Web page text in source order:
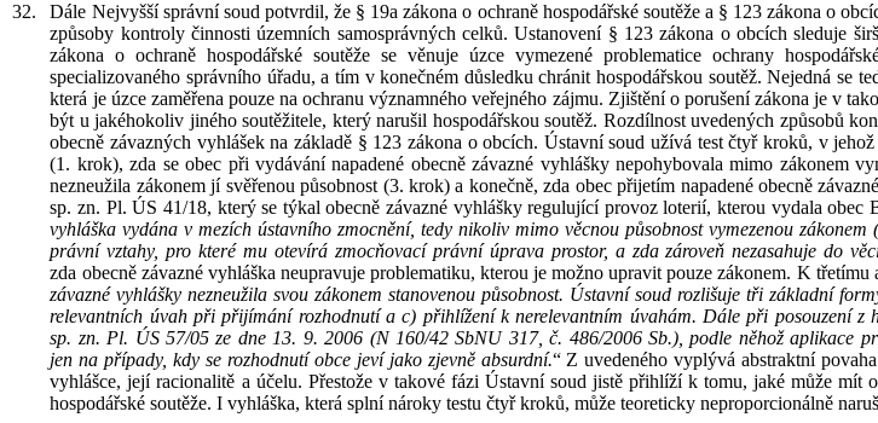
Dále Nejvyšší správní soud potvrdil, že § 19azákona o ochraně hospodářské soutěžea § 123 zákona o
způsoby kontroly činnosti územních samosprávných celků. Ustanovení § 123 zákona o obcích sleduje
zákona o ochraně hospodářské soutěže se věnuje úzce vymezené problematice ochrany
specializovaného správního úřadu, a tím v konečném důsledku chránit hospodářskou soutěž. Nejedná se
která je úzce zaměřena pouzena ochranu významného veřejného zájmu. Zjištěnío porušení zákona je v
být u jakéhokoliv jiného soutěžitele, který narušil hospodářskousoutěž. Rozdílnost uvedených způsobů
obecně závazných vyhlášek na základě § 123 zákona o obcích. Ústavní soud užívá test čtyř kroků, v
(1. krok), zda se obec při vydávání napadené obecně závazné vyhlášky nepohybovala mimo zákonem
nezneužila zákonem jí svěřenou působnost (3. krok) a konečně, zda obec přijetím napadené obecně
sp. zn. Pl. ÚS 41/18, který se týkal obecně závazné vyhlášky regulující provoz loterií, kterou vydala obec
vyhláška vydána v mezích ústavního zmocnění, tedy nikoliv mimo věcnou působnost vymezenou zákonem
právní vztahy, pro které mu otevírá zmocňovací právní úprava prostor, a zda zároveň nezasahuje do
zda obecně závazné vyhláška neupravuje problematiku, kterou je možno upravit pouze zákonem. K třetímu
závazné vyhlášky nezneužila svou zákonem stanovenou působnost. Ústavnísoud rozlišuje tři základní
relevantních úvah při přijímání rozhodnutí a c) přihlížení k nerelevantním úvahám. Dále při posouzení z
sp. zn. Pl. ÚS 57/05 ze dne 13. 9. 2006 (N 160/42SbNU317, č. 486/2006 Sb.), podle něhož aplikace
jen na případy, kdy se rozhodnutí obce jeví jako zjevně absurdní.“ Z uvedeného vyplývá abstraktní
vyhlášce, její racionalitě a účelu. Přestože v takové fázi Ústavní soud jistě přihlíží k tomu, jaké může mít
hospodářské soutěže. I vyhláška, která splní nároky testu čtyř kroků, může teoreticky neproporcionálně